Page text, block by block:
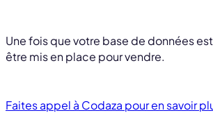
Une fois que votre base de données
être mis en place pour vendre.
Faites appel à Codaza pour en savoir